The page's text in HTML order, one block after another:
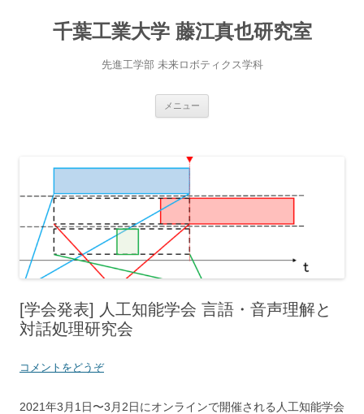
千葉工業大学 藤江真也研究室
先進工学部 未来ロボティクス学科
メニュー
[学会発表] 人工知能学会 言語・音声理解と
対話処理研究会
コメントをどうぞ
2021年3月1日〜3月2日にオンラインで開催される人工知能学会